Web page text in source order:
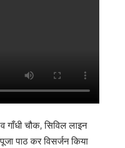
गाँधी चौक, सिविल लाइन
पाठ कर विसर्जन किया